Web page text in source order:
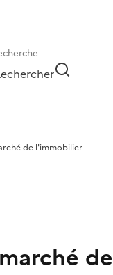
de l'immobilier
de